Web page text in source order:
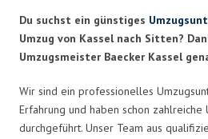
Du suchst ein günstiges
Umzug von Kassel nach Sitten?
Umzugsmeister Baecker Kassel
Wir sind ein professionelles
Erfahrung und haben schon
durchgeführt. Unser Team aus